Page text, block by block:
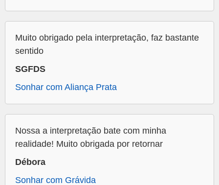
Muito obrigado pela interpretação, faz bastante
sentido
SGFDS
Sonhar com Aliança Prata
Nossa a interpretação bate com minha
realidade! Muito obrigada por retornar
Débora
Sonhar com Grávida